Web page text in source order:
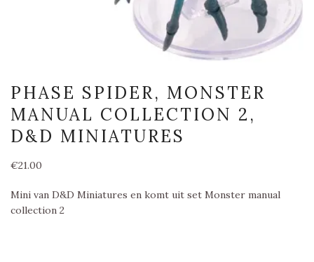
PHASE SPIDER, MONSTER
MANUAL COLLECTION 2,
D&D MINIATURES
€21.00
Mini van D&D Miniatures en komt uit set Monster manual
collection 2